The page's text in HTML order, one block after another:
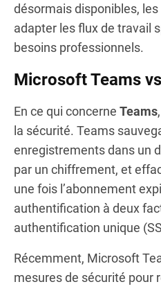
désormais disponibles,
adapter les flux de travail
besoins professionnels.
Microsoft Teams
En ce qui concerne Teams
la sécurité. Teams
enregistrements dans un
par un chiffrement, et
une fois l’abonnement
authentification à deux
authentification unique
Récemment, Microsoft
mesures de sécurité pour